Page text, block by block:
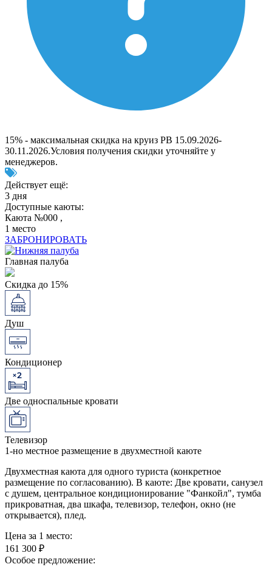
15% - максимальная скидка на круиз РВ 15.09.2026-
30.11.2026.Условия получения скидки уточняйте у
менеджеров.
Действует ещё:
3 дня
Доступные каюты:
Каюта №000 ,
1 место
ЗАБРОНИРОВАТЬ
Главная палуба
Скидка до 15%
Душ
Кондиционер
Две односпальные кровати
Телевизор
1-но местное размещение в двухместной каюте
Двухместная каюта для одного туриста (конкретное
размещение по согласованию). В каюте: Две кровати, санузел
с душем, центральное кондиционирование "Фанкойл", тумба
прикроватная, два шкафа, телевизор, телефон, окно (не
открывается), плед.
Цена за 1 место:
161 300 ₽
Особое предложение: